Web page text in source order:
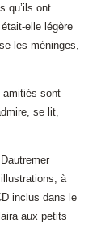
qu’ils ont
elle légère
les méninges,
amitiés sont
se lit,
à
inclus dans le
aux petits